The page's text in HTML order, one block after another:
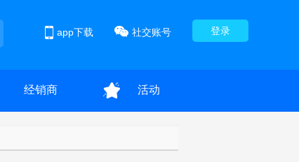
登录
社交账号
app下载
经销商 活动